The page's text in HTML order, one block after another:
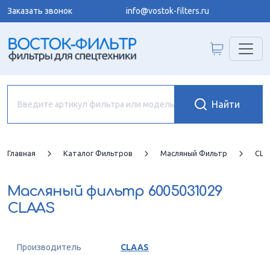
Заказать звонок info@vostok-filters.ru
Главная Каталог Фильтров Масляный Фильтр
Масляный фильтр 6005031029
CLAAS
Производитель CLAAS